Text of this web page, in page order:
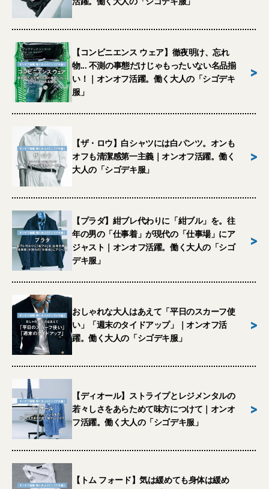
【コンビニエンス ウェア】徹夜明け、忘れ
物... 不測の事態だけじゃもったいない名品揃
い！｜オンオフ活躍。働く大人の「シゴデキ
服」
>
【ザ・ロウ】白シャツには白パンツ。オンも
オフも清潔感第一主義｜オンオフ活躍。働く
大人の「シゴデキ服」
>
【プラダ】紺ブレ代わりに「紺ブル」を。往
年の男の「仕事着」が現代の「仕事場」にア
ジャスト｜オンオフ活躍。働く大人の「シゴ
デキ服」
>
おしゃれな大人はあえて「平日のスカーフ使
い」「週末のタイドアップ」｜オンオフ活
躍。働く大人の「シゴデキ服」
>
【ディオール】ストライプとレジメンタルの
若々しさをあらためて味方につけて｜オンオ
フ活躍。働く大人の「シゴデキ服」
>
【トム フォード】気は緩めても身体は緩め